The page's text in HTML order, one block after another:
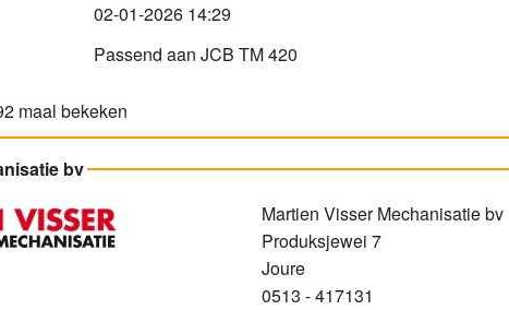
02-01-2026 14:29
Passend aan JCB TM 420
maal bekeken
bv
Martien Visser Mechanisatie bv
Produksjewei 7
Joure
0513 - 417131